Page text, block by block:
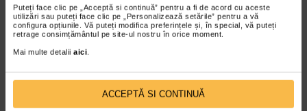
Puteți face clic pe „Acceptă si continuă” pentru a fi de acord cu aceste
utilizări sau puteți face clic pe „Personalizează setările” pentru a vă
configura opțiunile. Vă puteți modifica preferințele și, în special, vă puteți
retrage consimțământul pe site-ul nostru în orice moment.
Mai multe detalii aici
ACCEPTĂ SI CONTINUĂ
Dupa cum mentionam, oamenilor nu le este la fel de
multa sete cand vremea este rece. Drept urmare, nu
beau la fel de mult apa, iar acest lucru poate duce la
deshidratare.
Adaugati un pic de aroma si gust apei